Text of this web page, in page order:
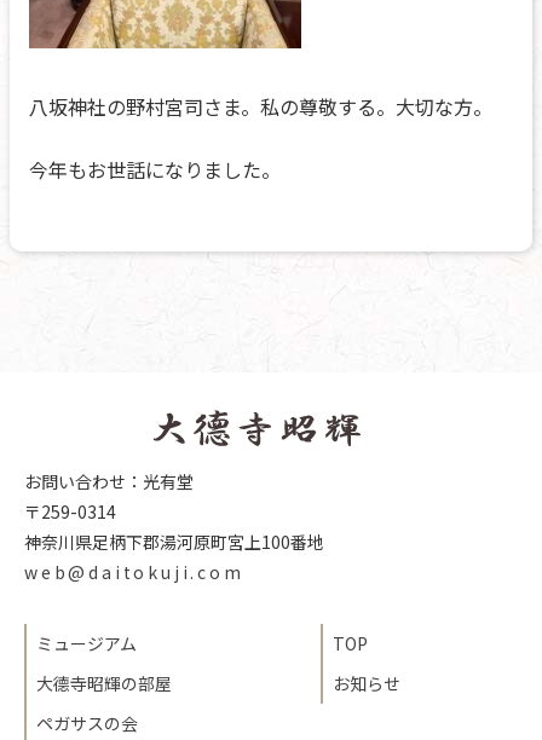
八坂神社の野村宮司さま。私の尊敬する。大切な方。
今年もお世話になりました。
お問い合わせ：光有堂
〒259-0314
神奈川県足柄下郡湯河原町宮上100番地
web@daitokuji.com
ミュージアム
大德寺昭輝の部屋
ペガサスの会
TOP
お知らせ